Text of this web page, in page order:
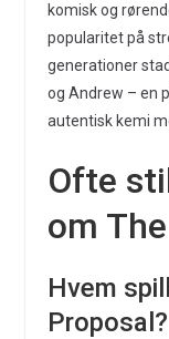
komisk og
popularitet på
generationer
og Andrew – en
autentisk kemi
Ofte
om
Hvem
Proposal?